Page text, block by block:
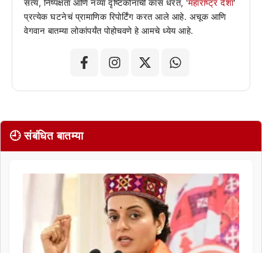
सत्य, निष्पक्षता आणि नव्या दृष्टिकोनाची कास धरत, 'महाराष्ट्र देशा'
प्रत्येक घटनेचं प्रामाणिक रिपोर्टिंग करत आले आहे. अचूक आणि
वेगवान बातम्या लोकांपर्यंत पोहोचवणे हे आमचे ध्येय आहे.
🕘 संबंधित बातम्या